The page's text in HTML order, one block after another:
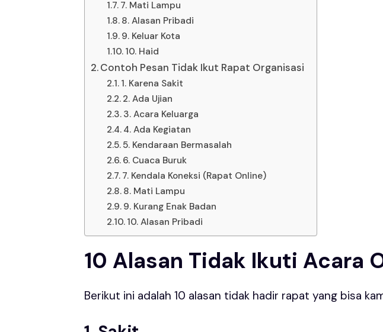
7. Mati Lampu
8. Alasan Pribadi
9. Keluar Kota
10. Haid
Contoh Pesan Tidak Ikut Rapat Organisasi
1. Karena Sakit
2. Ada Ujian
3. Acara Keluarga
4. Ada Kegiatan
5. Kendaraan Bermasalah
6. Cuaca Buruk
7. Kendala Koneksi (Rapat Online)
8. Mati Lampu
9. Kurang Enak Badan
10. Alasan Pribadi
10 Alasan Tidak Ikuti Acara
Berikut ini adalah 10 alasan tidak hadir rapat yang bisa